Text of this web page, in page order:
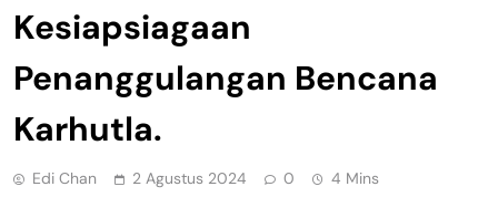
Kesiapsiagaan
Penanggulangan Bencana
Karhutla.
Edi Chan 2 Agustus 2024 0 4 Mins